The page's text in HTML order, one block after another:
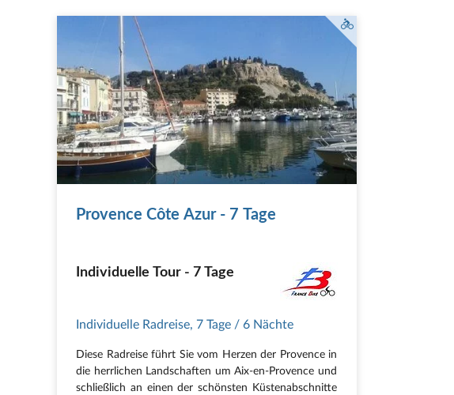
Provence Côte Azur - 7 Tage
Individuelle Tour - 7 Tage
Individuelle Radreise, 7 Tage / 6 Nächte
Diese Radreise führt Sie vom Herzen der Provence in
die herrlichen Landschaften um Aix-en-Provence und
schließlich an einen der schönsten Küstenabschnitte